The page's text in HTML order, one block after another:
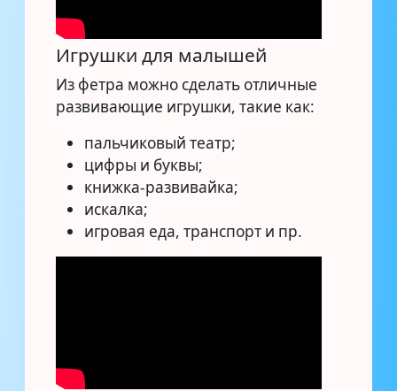
Игрушки для малышей
Из фетра можно сделать отличные
развивающие игрушки, такие как:
пальчиковый театр;
цифры и буквы;
книжка-развивайка;
искалка;
игровая еда, транспорт и пр.